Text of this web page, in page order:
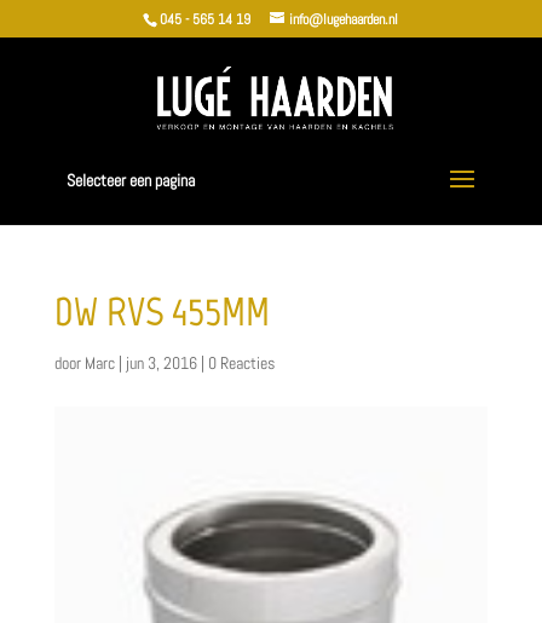
045 - 565 14 19 info@lugehaarden.nl
Selecteer een pagina
DW RVS 455MM
door Marc| jun 3, 2016| 0 Reacties